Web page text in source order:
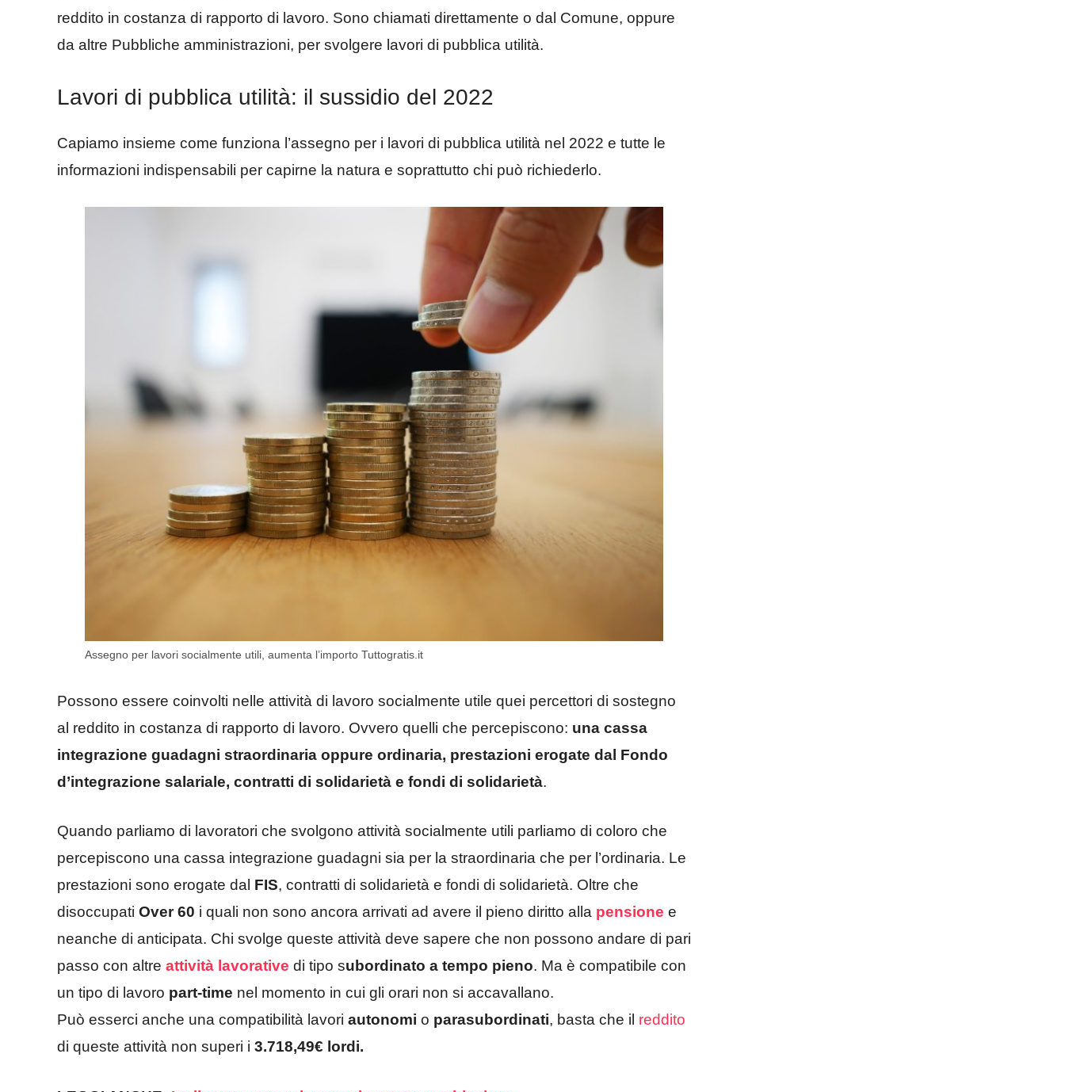
reddito in costanza di rapporto di lavoro. Sono chiamati direttamente o dal Comune, oppure
da altre Pubbliche amministrazioni, per svolgere lavori di pubblica utilità.
Lavori di pubblica utilità: il sussidio del 2022
Capiamo insieme come funziona l’assegno per i lavori di pubblica utilità nel 2022 e tutte le
informazioni indispensabili per capirne la natura e soprattutto chi può richiederlo.
Assegno per lavori socialmente utili, aumenta l’importo Tuttogratis.it
Possono essere coinvolti nelle attività di lavoro socialmente utile quei percettori di sostegno
al reddito in costanza di rapporto di lavoro. Ovvero quelli che percepiscono: una cassa
integrazione guadagni straordinaria oppure ordinaria, prestazioni erogate dal Fondo
d’integrazione salariale, contratti di solidarietà e fondi di solidarietà.
Quando parliamo di lavoratori che svolgono attività socialmente utili parliamo di coloro che
percepiscono una cassa integrazione guadagni sia per la straordinaria che per l’ordinaria. Le
prestazioni sono erogate dal FIS, contratti di solidarietà e fondi di solidarietà. Oltre che
disoccupati Over 60 i quali non sono ancora arrivati ad avere il pieno diritto alla pensione e
neanche di anticipata. Chi svolge queste attività deve sapere che non possono andare di pari
passo con altre attività lavorative di tipo subordinato a tempo pieno. Ma è compatibile con
un tipo di lavoro part-time nel momento in cui gli orari non si accavallano.
Può esserci anche una compatibilità lavori autonomi o parasubordinati, basta che il reddito
di queste attività non superi i 3.718,49€ lordi.